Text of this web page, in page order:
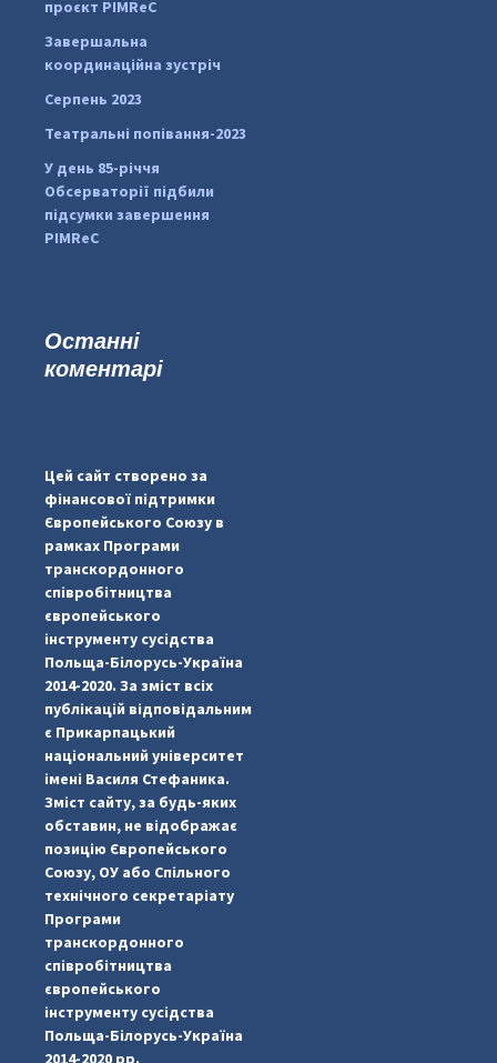
pimrec_project
#PipIvanToday
pimrec_project
проєкт PIMReC
Завершальна
координаційна зустріч
Серпень 2023
Театральні попівання-2023
У день 85-річчя
Обсерваторії підбили
підсумки завершення
PIMReC
Останні
коментарі
Цей сайт створено за
фінансової підтримки
Європейського Союзу в
рамках Програми
транскордонного
співробітництва
європейського
інструменту сусідства
Польща-Білорусь-Україна
2014-2020. За зміст всіх
публікацій відповідальним
є Прикарпацький
національний університет
імені Василя Стефаника.
Зміст сайту, за будь-яких
обставин, не відображає
позицію Європейського
Союзу, ОУ або Спільного
технічного секретаріату
Програми
транскордонного
співробітництва
європейського
інструменту сусідства
Польща-Білорусь-Україна
2014-2020 рр.